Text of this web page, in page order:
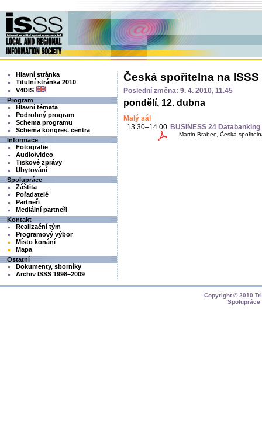
Hlavní stránka
Titulní stránka 2010
V4DIS
Program
Hlavní témata
Podrobný program
Schema programu
Schema kongres. centra
Informace
Fotografie
Audio/video
Tiskové zprávy
Ubytování
Spolupráce
Záštita
Pořadatelé
Partneři
Mediální partneři
Kontakt
Realizační tým
Programový výbor
Místo konání
Mapa
Ostatní
Dokumenty, sborníky
Archiv ISSS 1998–2009
Česká spořitelna na ISSS
Poslední změna: 9. 4. 2010, 11.45
pondělí, 12. dubna
Malý sál
13.30–14.00 BUSINESS 24
Martin Brabec, Česká
Copyright © 2010